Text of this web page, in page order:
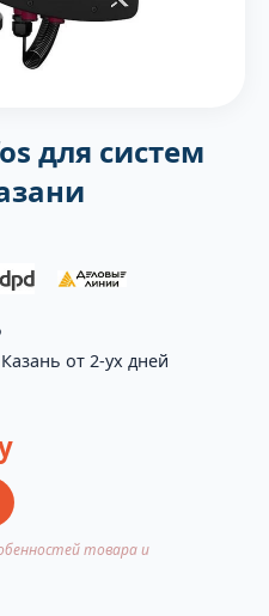
для систем
от 2-ух дней
товара и